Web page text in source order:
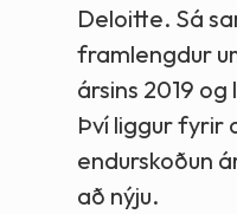
Deloitte. Sá
framlengdur
ársins 2019
Því liggur fyrir
endurskoðun
að nýju.